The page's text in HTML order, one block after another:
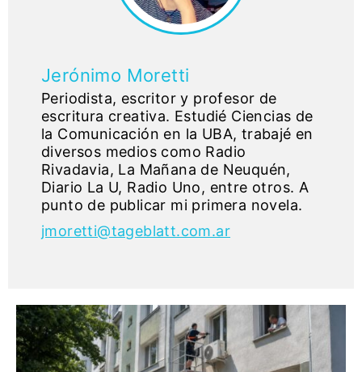
Jerónimo Moretti
Periodista, escritor y profesor de
escritura creativa. Estudié Ciencias de
la Comunicación en la UBA, trabajé en
diversos medios como Radio
Rivadavia, La Mañana de Neuquén,
Diario La U, Radio Uno, entre otros. A
punto de publicar mi primera novela.
jmoretti@tageblatt.com.ar